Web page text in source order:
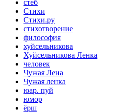
стеб
Стихи
Стихи.ру
стихотворение
философия
хуйсельникова
Хуйсельникова Ленка
человек
Чужая Лена
Чужая ленка
юар. пуй
юмор
ёрш